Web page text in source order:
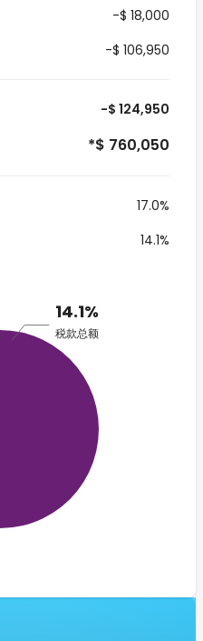
-$ 18,000
-$ 106,950
-$ 124,950
*$ 760,050
17.0%
14.1%
14.1%
税款总额